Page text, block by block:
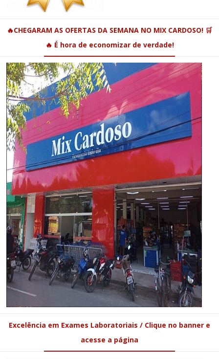
🔥CHEGARAM AS OFERTAS DA SEMANA NO MIX CARDOSO! 🛒
🔥 É hora de economizar de verdade!
Excelência em Exames Laboratoriais / Clique no banner e
acesse a página